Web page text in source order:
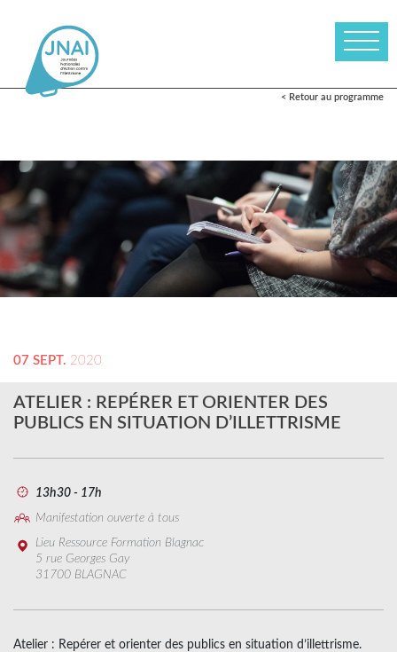
< Retour au programme
07 SEPT. 2020
ATELIER : REPÉRER ET ORIENTER DES
PUBLICS EN SITUATION D’ILLETTRISME
13h30 - 17h
Manifestation ouverte à tous
Lieu Ressource Formation Blagnac
5 rue Georges Gay
31700 BLAGNAC
Atelier : Repérer et orienter des publics en situation d’illettrisme.